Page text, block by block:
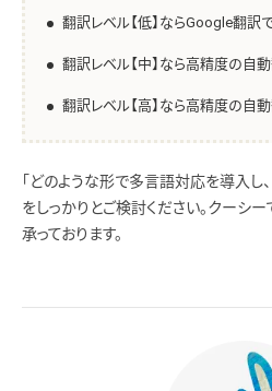
翻訳レベル【低】ならGoogle翻訳
翻訳レベル【中】なら高精度の自
翻訳レベル【高】なら高精度の自
「どのような形で多言語対応を導入し
をしっかりとご検討ください。クーシ
承っております。